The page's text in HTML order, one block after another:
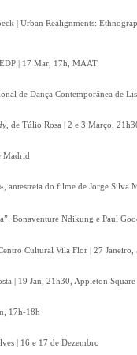
| Urban Realignments:
| 17 Mar, 17h, MAAT
de Dança Contemporânea de
, de Túlio Rosa | 2 e 3 Março,
Madrid
, antestreia do filme de Jorge Silva
Bonaventure Ndikung e Paul
Cultural Vila Flor | 27 Janeiro,
| 19 Jan, 21h30, Appleton Square
17h-18h
| 16 e 17 de Dezembro